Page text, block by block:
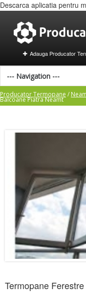
Descarca aplicatia pentru
Adauga Producator
Producator Termopane /
Balcoane Piatra Neamt
Termopane